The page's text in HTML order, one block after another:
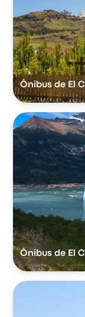
Ônibus de El
Ônibus de El